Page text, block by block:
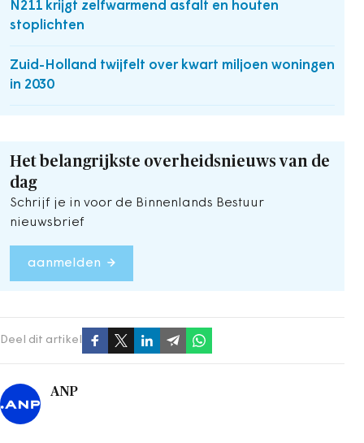
N211 krijgt zelfwarmend asfalt en houten
stoplichten
Zuid-Holland twijfelt over kwart miljoen woningen
in 2030
Het belangrijkste overheidsnieuws van de
dag
Schrijf je in voor de Binnenlands Bestuur
nieuwsbrief
aanmelden
Deel dit artikel
ANP